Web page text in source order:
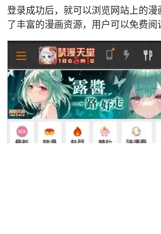
登录成功后，就可以浏览网站上的
了丰富的漫画资源，用户可以免费阅